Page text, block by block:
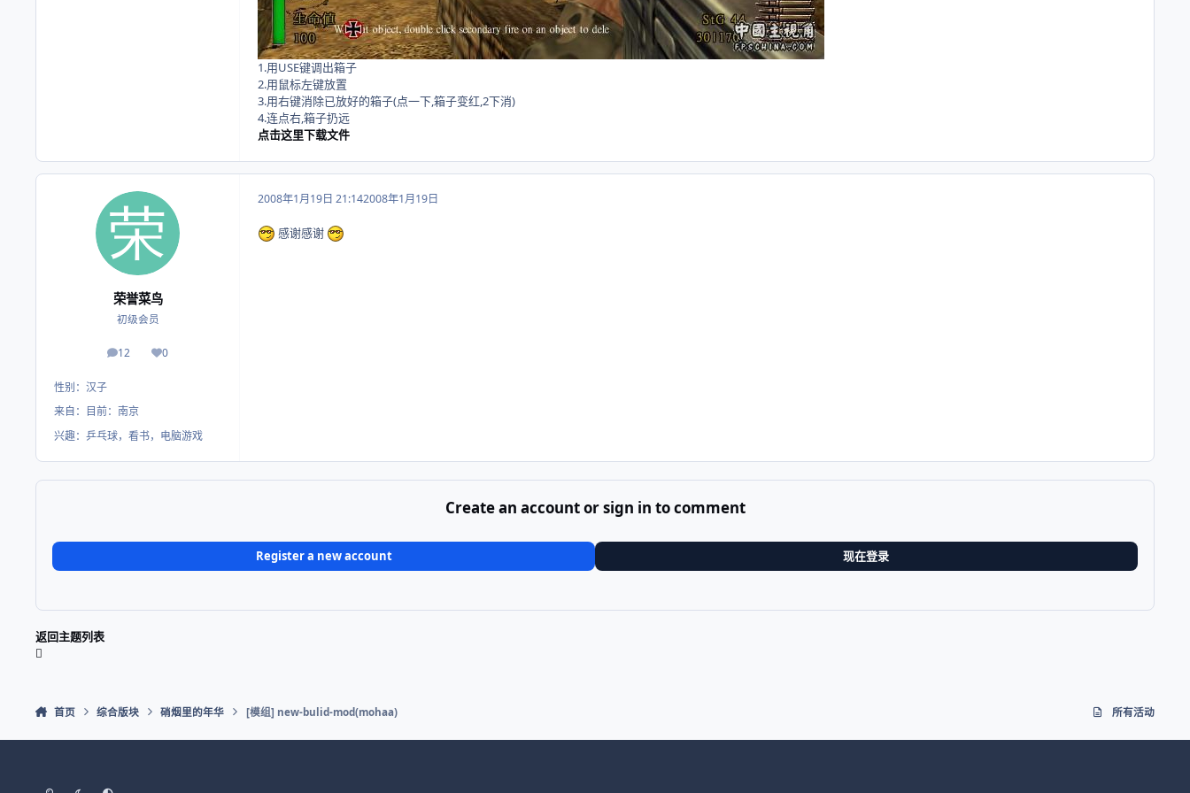
1.用USE键调出箱子
2.用鼠标左键放置
3.用右键消除已放好的箱子(点一下,箱子变红,2下消)
4.连点右,箱子扔远
点击这里下载文件
荣誉菜鸟
初级会员
12
帖子 0
荣誉积分
性别： 汉子
来自： 目前：南京
兴趣： 乒乓球，看书，电脑游戏
2008年1月19日 21:142008年1月19日
感谢感谢
Create an account or sign in to comment
Register a new account 现在登录
返回主题列表
首页 综合版块 硝烟里的年华 [模组] new-bulid-mod(mohaa) 所有活动
Light ModeDark ModeSystem Preference